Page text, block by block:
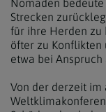
Nomaden
Strecken
für ihre Herden zu
öfter zu Konflikten
etwa bei
Von der derzeit im